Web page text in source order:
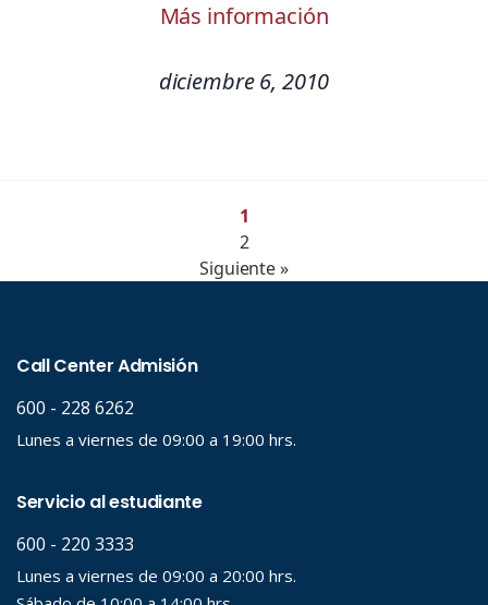
Más información
diciembre 6, 2010
1
2
Siguiente »